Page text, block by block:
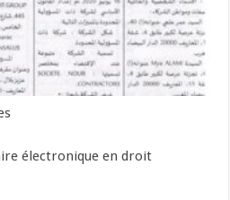
électronique en droit